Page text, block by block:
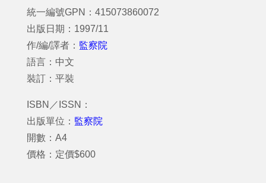
統一編號GPN：415073860072
出版日期：1997/11
作/編/譯者： 監察院
語言：中文
裝訂：平裝
ISBN／ISSN：
出版單位： 監察院
開數：A4
價格：定價$600